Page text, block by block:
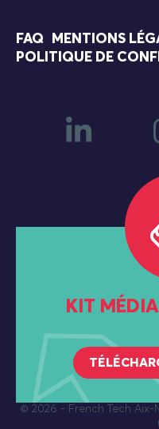
FAQ MENTIONS
POLITIQUE DE
KIT MÉDIA
© 2026 - French Tech Aix-